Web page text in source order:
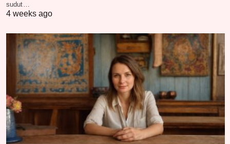
sudut…
4 weeks ago